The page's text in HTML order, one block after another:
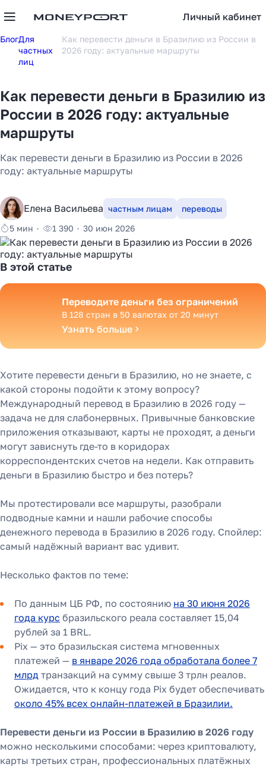
Личный кабинет
БлогДля
частных
лиц
Как перевести деньги в Бразилию из России в
2026 году: актуальные маршруты
Как перевести деньги в Бразилию из
России в 2026 году: актуальные
маршруты
Как перевести деньги в Бразилию из России в 2026
году: актуальные маршруты
Елена Васильева частным лицам
переводы
5 мин
1 390 30 июн 2026
В этой статье
Переводите деньги без ограничений
В 128 стран в 50 валютах от 20 минут
Узнать больше
Хотите перевести деньги в Бразилию, но не знаете, с
какой стороны подойти к этому вопросу?
Международный перевод в Бразилию в 2026 году —
задача не для слабонервных. Привычные банковские
приложения отказывают, карты не проходят, а деньги
могут зависнуть где-то в коридорах
корреспондентских счетов на недели. Как отправить
деньги в Бразилию быстро и без потерь?
Мы протестировали все маршруты, разобрали
подводные камни и нашли рабочие способы
денежного перевода в Бразилию в 2026 году. Спойлер:
самый надёжный вариант вас удивит.
Несколько фактов по теме:
По данным ЦБ РФ, по состоянию на 30 июня 2026
года курс бразильского реала составляет 15,04
рублей за 1 BRL.
Pix — это бразильская система мгновенных
платежей — в январе 2026 года обработала более 7
млрд транзакций на сумму свыше 3 трлн реалов.
Ожидается, что к концу года Pix будет обеспечивать
около 45% всех онлайн-платежей в Бразилии.
Перевести деньги из России в Бразилию в 2026 году
можно несколькими способами: через криптовалюту,
карты третьих стран, профессиональных платёжных